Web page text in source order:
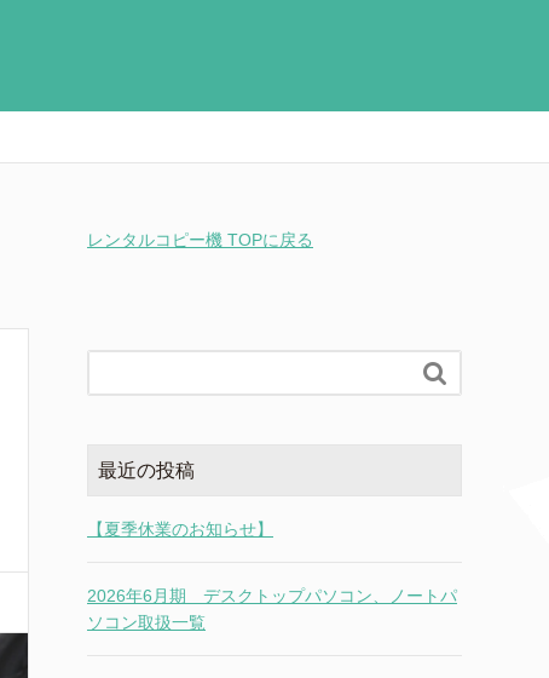
レンタルコピー機 TOPに戻る

最近の投稿
【夏季休業のお知らせ】
2026年6月期 デスクトップパソコン、ノートパ
ソコン取扱一覧